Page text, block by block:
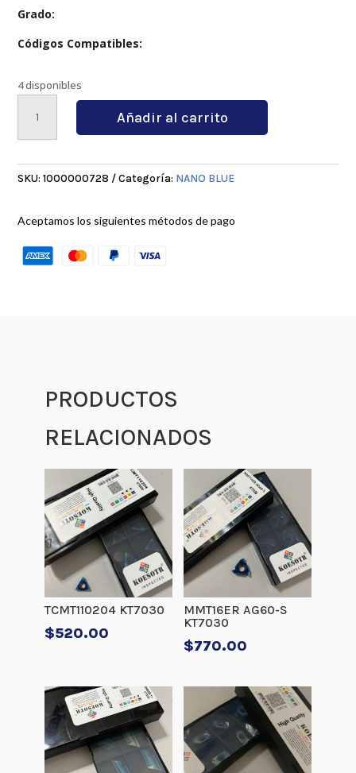
Grado:
Códigos Compatibles:
4 disponibles
SNMG120404-
MSA
KT7030
Añadir al carrito
SKU:1000000728 Categoría: NANO BLUE
Aceptamos los siguientes métodos de pago
PRODUCTOS
RELACIONADOS
TCMT110204 KT7030
$520.00
MMT16ER AG60-S
KT7030
$770.00